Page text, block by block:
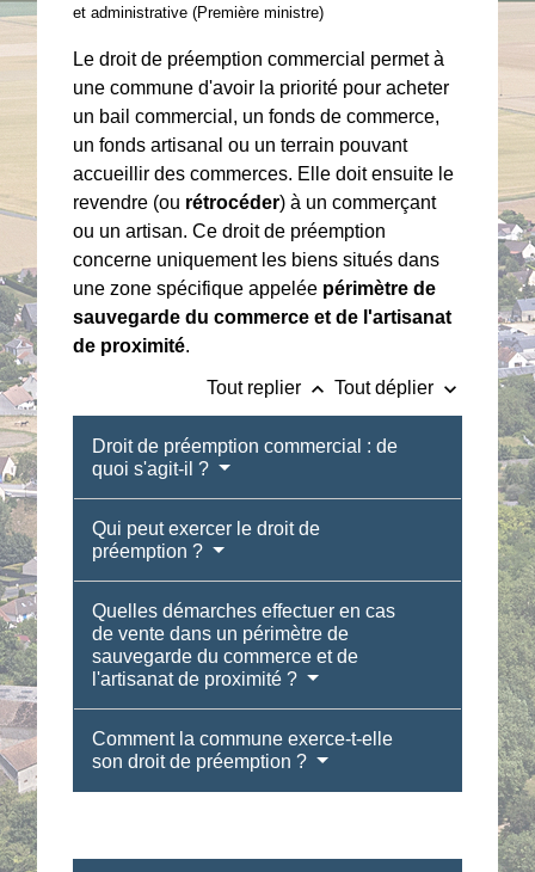
et administrative (Première ministre)
Le droit de préemption commercial permet à
une commune d'avoir la priorité pour acheter
un bail commercial, un fonds de commerce,
un fonds artisanal ou un terrain pouvant
accueillir des commerces. Elle doit ensuite le
revendre (ou rétrocéder) à un commerçant
ou un artisan. Ce droit de préemption
concerne uniquement les biens situés dans
une zone spécifique appelée périmètre de
sauvegarde du commerce et de l'artisanat
de proximité.
Tout replier keyboard_arrow_up Tout déplier keyboard_arrow_down
Droit de préemption commercial : de
quoi s'agit-il ?
Qui peut exercer le droit de
préemption ?
Quelles démarches effectuer en cas
de vente dans un périmètre de
sauvegarde du commerce et de
l'artisanat de proximité ?
Comment la commune exerce-t-elle
son droit de préemption ?